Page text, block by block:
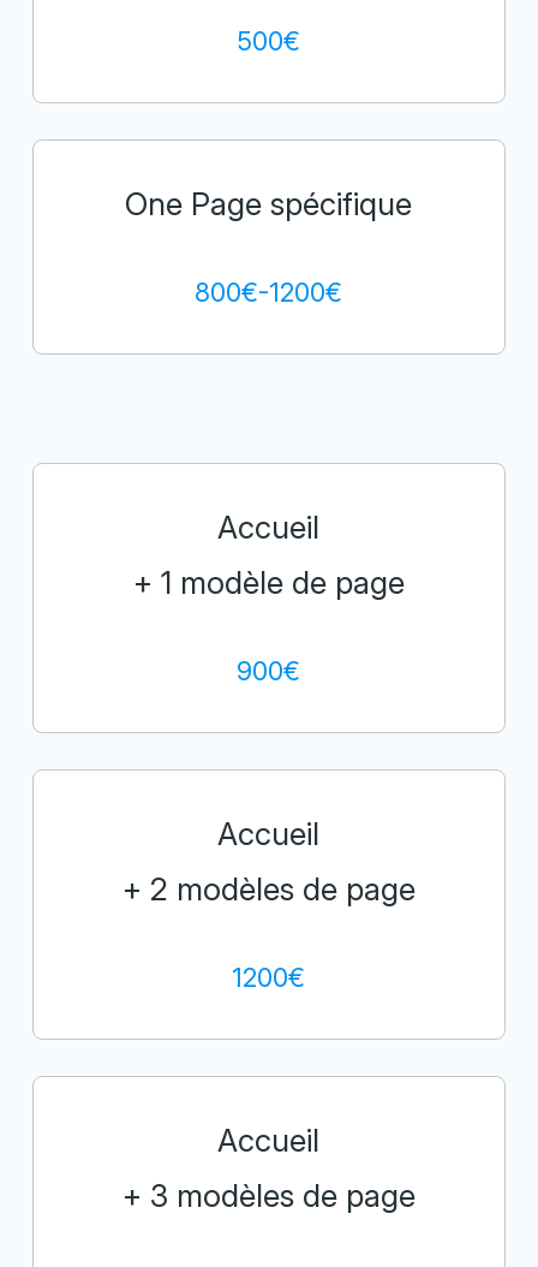
500€
One Page spécifique
800€-1200€
Accueil
+ 1 modèle de page
900€
Accueil
+ 2 modèles de page
1200€
Accueil
+ 3 modèles de page